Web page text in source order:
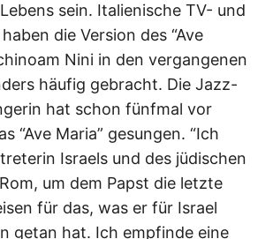
sein. Italienische TV- und
die Version des “Ave
Nini in den vergangenen
häufig gebracht. Die Jazz-
hat schon fünfmal vor
“Ave Maria” gesungen. “Ich
Israels und des jüdischen
um dem Papst die letzte
für das, was er für Israel
getan hat. Ich empfinde eine